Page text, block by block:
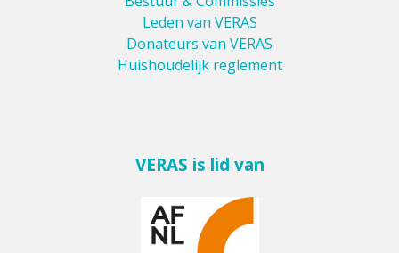
Leden van VERAS
Donateurs van VERAS
Huishoudelijk reglement
VERAS is lid van